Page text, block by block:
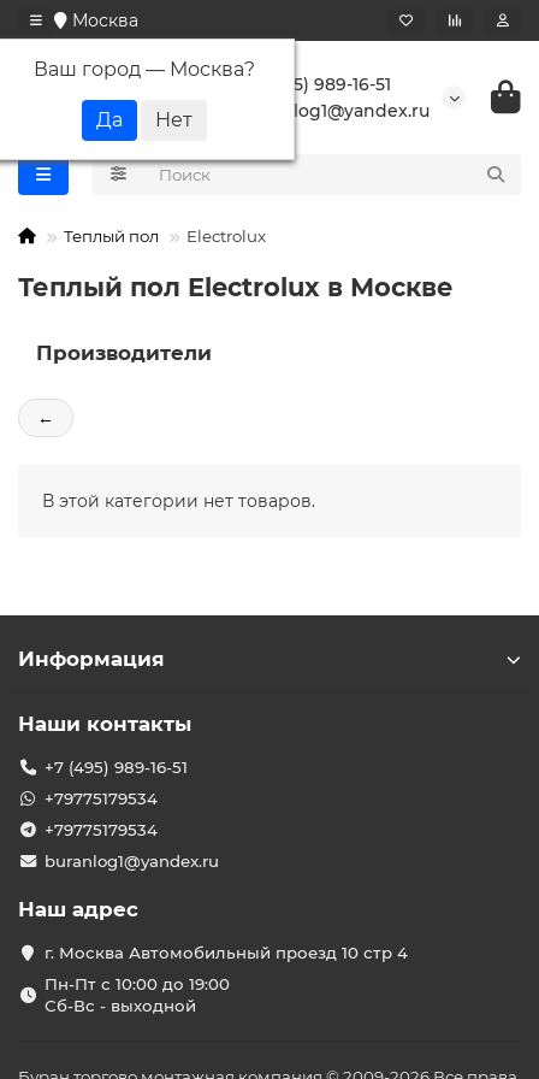
Москва
Ваш город — Москва?
+7 (495) 989-16-51
buranlog1@yandex.ru
Теплый пол Electrolux
Теплый пол Electrolux в Москве
Производители
←
В этой категории нет товаров.
Информация
Наши контакты
+7 (495) 989-16-51
+79775179534
+79775179534
buranlog1@yandex.ru
Наш адрес
г. Москва Автомобильный проезд 10 стр 4
Пн-Пт с 10:00 до 19:00
Сб-Вс - выходной